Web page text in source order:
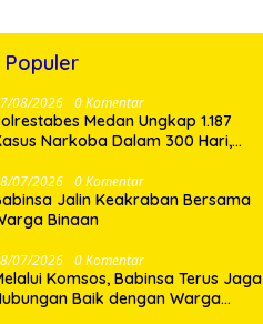
Merah Putih
08/2026 0 Komentar
Medan Ungkap 1.187
Narkoba Dalam 300 Hari,
07/2026 0 Komentar
Jalin Keakraban Bersama
Binaan
07/2026 0 Komentar
Komsos, Babinsa Terus Jaga
Baik dengan Warga